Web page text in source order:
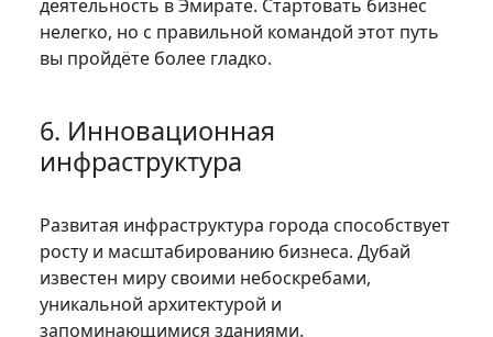
деятельность в Эмирате. Стартовать бизнес
нелегко, но с правильной командой этот путь
вы пройдёте более гладко.
6. Инновационная
инфраструктура
Развитая инфраструктура города способствует
росту и масштабированию бизнеса. Дубай
известен миру своими небоскребами,
уникальной архитектурой и
запоминающимися зданиями.